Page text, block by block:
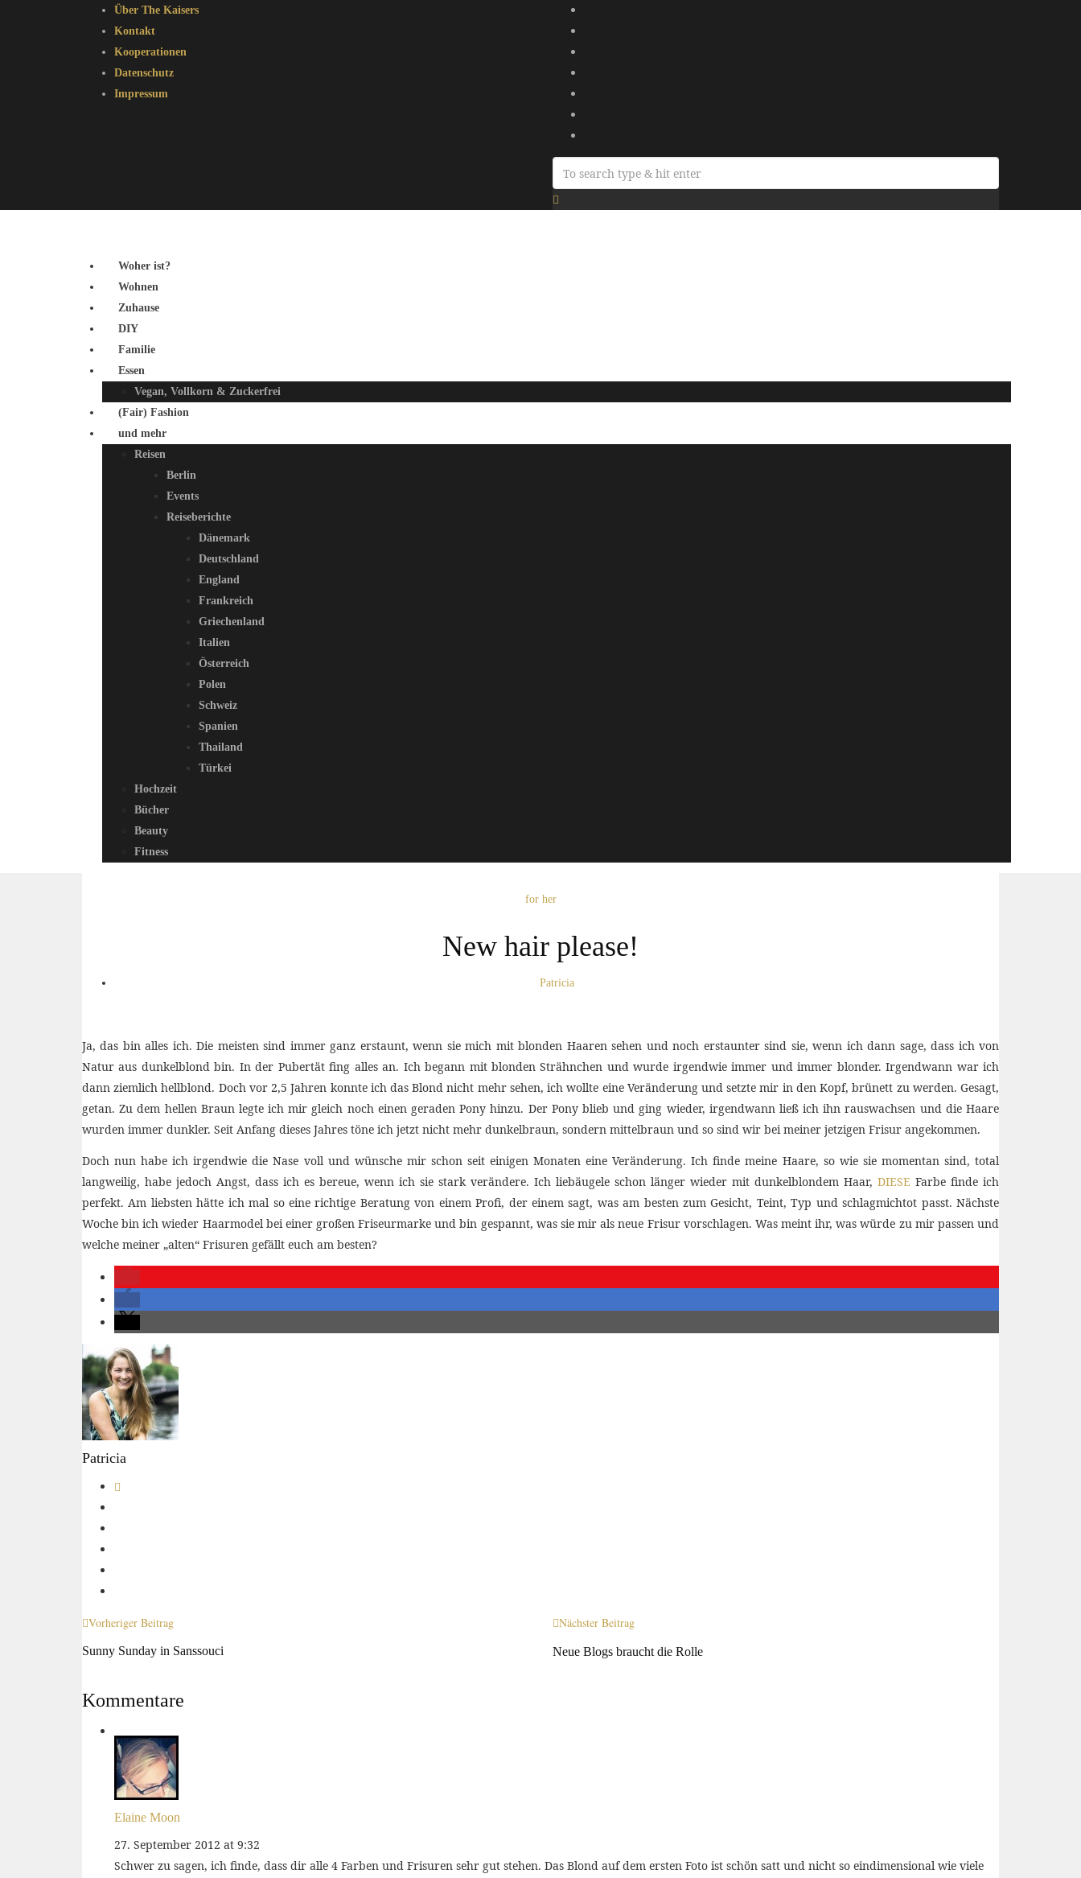
Über The Kaisers
Kontakt
Kooperationen
Datenschutz
Impressum
Woher ist?
Wohnen
Zuhause
DIY
Familie
Essen
Vegan, Vollkorn & Zuckerfrei
(Fair) Fashion
und mehr
Reisen
Berlin
Events
Reiseberichte
Dänemark
Deutschland
England
Frankreich
Griechenland
Italien
Österreich
Polen
Schweiz
Spanien
Thailand
Türkei
Hochzeit
Bücher
Beauty
Fitness
for her
New hair please!
Patricia
Ja, das bin alles ich. Die meisten sind immer ganz erstaunt, wenn sie mich mit blonden Haaren sehen und noch erstaunter sind sie, wenn ich dann sage, dass ich von
Natur aus dunkelblond bin. In der Pubertät fing alles an. Ich begann mit blonden Strähnchen und wurde irgendwie immer und immer blonder. Irgendwann war ich
dann ziemlich hellblond. Doch vor 2,5 Jahren konnte ich das Blond nicht mehr sehen, ich wollte eine Veränderung und setzte mir in den Kopf, brünett zu werden. Gesagt,
getan. Zu dem hellen Braun legte ich mir gleich noch einen geraden Pony hinzu. Der Pony blieb und ging wieder, irgendwann ließ ich ihn rauswachsen und die Haare
wurden immer dunkler. Seit Anfang dieses Jahres töne ich jetzt nicht mehr dunkelbraun, sondern mittelbraun und so sind wir bei meiner jetzigen Frisur angekommen.
Doch nun habe ich irgendwie die Nase voll und wünsche mir schon seit einigen Monaten eine Veränderung. Ich finde meine Haare, so wie sie momentan sind, total
langweilig, habe jedoch Angst, dass ich es bereue, wenn ich sie stark verändere. Ich liebäugele schon länger wieder mit dunkelblondem Haar, DIESE Farbe finde ich
perfekt. Am liebsten hätte ich mal so eine richtige Beratung von einem Profi, der einem sagt, was am besten zum Gesicht, Teint, Typ und schlagmichtot passt. Nächste
Woche bin ich wieder Haarmodel bei einer großen Friseurmarke und bin gespannt, was sie mir als neue Frisur vorschlagen. Was meint ihr, was würde zu mir passen und
welche meiner „alten“ Frisuren gefällt euch am besten?
Patricia
Vorheriger Beitrag
Sunny Sunday in Sanssouci
Nächster Beitrag
Neue Blogs braucht die Rolle
Kommentare
Elaine Moon
27. September 2012 at 9:32
Schwer zu sagen, ich finde, dass dir alle 4 Farben und Frisuren sehr gut stehen. Das Blond auf dem ersten Foto ist schön satt und nicht so eindimensional wie viele